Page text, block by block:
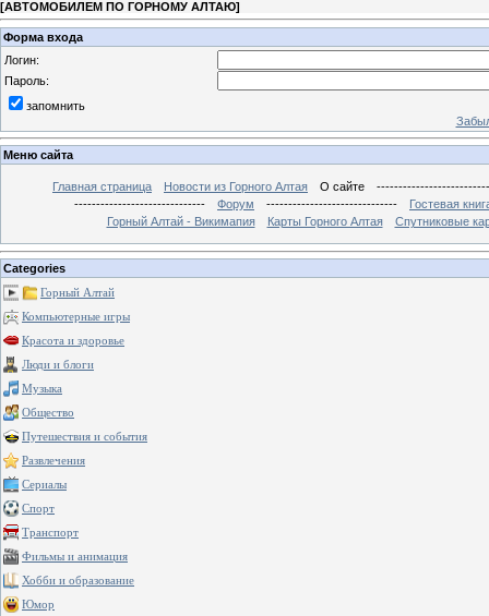
[АВТОМОБИЛЕМ ПО ГОРНОМУ АЛТАЮ]
Форма входа
Логин:
Пароль:
запомнить
Меню сайта
Главная страница Новости из Горного Алтая О сайте
------------------------------
Форум ------------------------------
Гостевая
Горный Алтай - Викимапия
Карты Горного Алтая Спутниковые
Categories
Горный Алтай
Компьютерные игры
Красота и здоровье
Люди и блоги
Музыка
Общество
Путешествия и события
Развлечения
Сериалы
Спорт
Транспорт
Фильмы и анимация
Хобби и образование
Юмор